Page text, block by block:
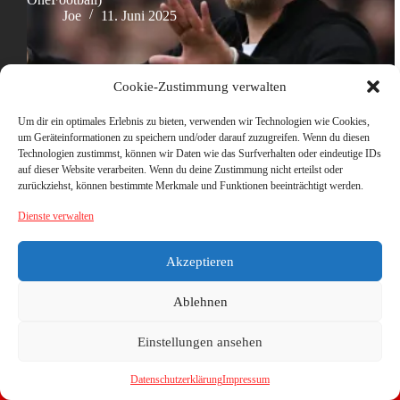
Cookie-Zustimmung verwalten
Um dir ein optimales Erlebnis zu bieten, verwenden wir Technologien wie Cookies,
um Geräteinformationen zu speichern und/oder darauf zuzugreifen. Wenn du diesen
Technologien zustimmst, können wir Daten wie das Surfverhalten oder eindeutige IDs
auf dieser Website verarbeiten. Wenn du deine Zustimmung nicht erteilst oder
zurückziehst, können bestimmte Merkmale und Funktionen beeinträchtigt werden.
Dienste verwalten
Akzeptieren
Ablehnen
Einstellungen ansehen
DatenschutzerklärungImpressum
Joe
11. Juni 2025